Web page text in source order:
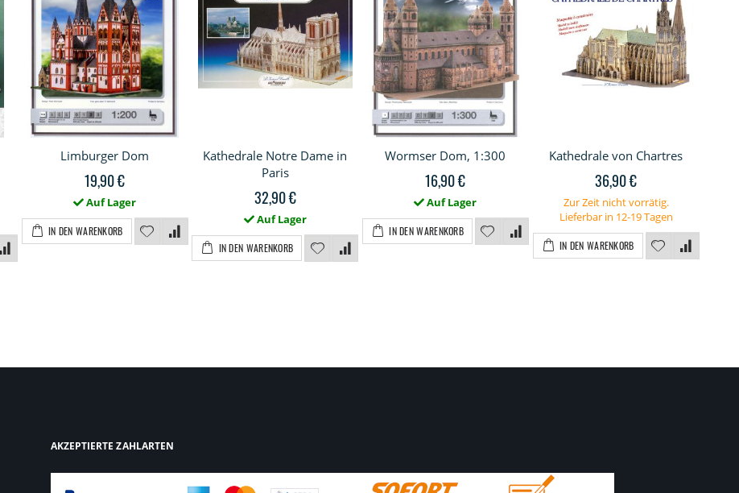
Limburger Dom
19,90 €
Auf Lager
IN DEN WARENKORB
Kathedrale Notre Dame in
Paris
32,90 €
Auf Lager
IN DEN WARENKORB
Wormser Dom, 1:300
16,90 €
Auf Lager
IN DEN WARENKORB
Kathedrale von Chartres
36,90 €
Zur Zeit nicht vorrätig.
Lieferbar in 12-19 Tagen
IN DEN WARENKORB
AKZEPTIERTE ZAHLARTEN